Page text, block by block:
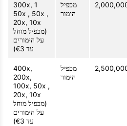
מכפיל
הימור
300x, 1
50x , 50x ,
20x, 10x
(מכפיל מוחל
על הימורים
עד €3)
מכפיל
הימור
400x,
200x,
100x, 50x ,
20x, 10x
(מכפיל מוחל
על הימורים
עד €3)